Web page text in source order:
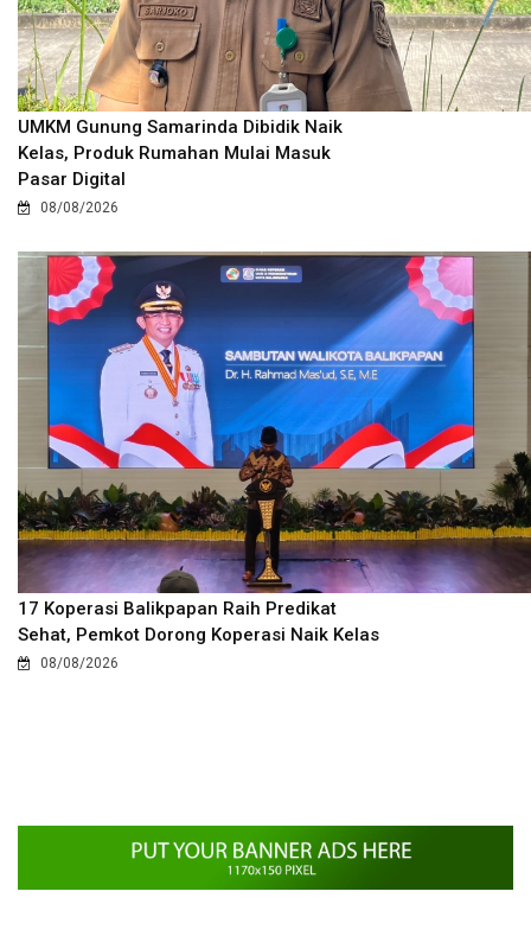
UMKM Gunung Samarinda Dibidik Naik
Kelas, Produk Rumahan Mulai Masuk
Pasar Digital
08/08/2026
17 Koperasi Balikpapan Raih Predikat
Sehat, Pemkot Dorong Koperasi Naik Kelas
08/08/2026